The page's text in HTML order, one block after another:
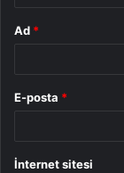
Ad *
E-posta *
İnternet sitesi